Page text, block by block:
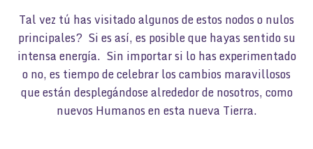
Tal vez tú has visitado algunos de estos nodos o nulos
principales? Si es así, es posible que hayas sentido su
intensa energía. Sin importar si lo has experimentado
o no, es tiempo de celebrar los cambios maravillosos
que están desplegándose alrededor de nosotros, como
nuevos Humanos en esta nueva Tierra.